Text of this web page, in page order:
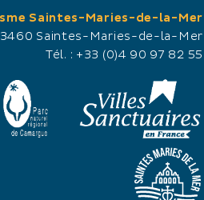
Saintes-Maries-de-la-Mer
Saintes-Maries-de-la-Mer
Tél. : +33 (0)4 90 97 82 55